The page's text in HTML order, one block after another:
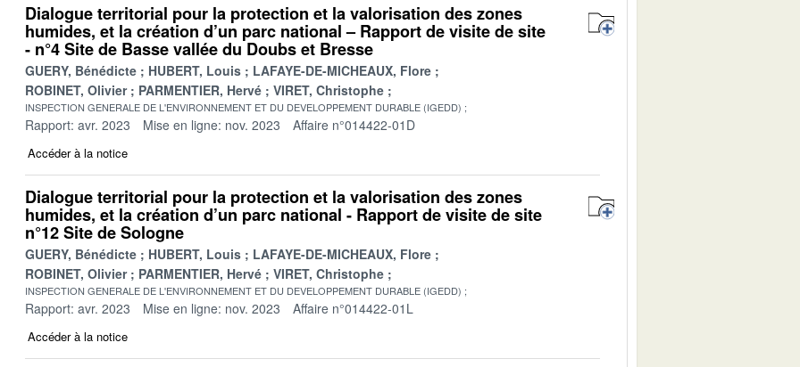
Dialogue territorial pour la protection et la valorisation des zones
humides, et la création d’un parc national – Rapport de visite de site
- n°4 Site de Basse vallée du Doubs et Bresse
GUERY, Bénédicte HUBERT, Louis
LAFAYE-DE-MICHEAUX, Flore
ROBINET, Olivier
PARMENTIER, Hervé VIRET, Christophe
INSPECTION GENERALE DE L'ENVIRONNEMENT ET DU DEVELOPPEMENT DURABLE (IGEDD)
Rapport: avr. 2023 Mise en ligne: nov. 2023 Affaire n°014422-01D
Accéder à la notice
Dialogue territorial pour la protection et la valorisation des zones
humides, et la création d’un parc national - Rapport de visite de site
n°12 Site de Sologne
GUERY, Bénédicte HUBERT, Louis
LAFAYE-DE-MICHEAUX, Flore
ROBINET, Olivier
PARMENTIER, Hervé VIRET, Christophe
INSPECTION GENERALE DE L'ENVIRONNEMENT ET DU DEVELOPPEMENT DURABLE (IGEDD)
Rapport: avr. 2023 Mise en ligne: nov. 2023 Affaire n°014422-01L
Accéder à la notice